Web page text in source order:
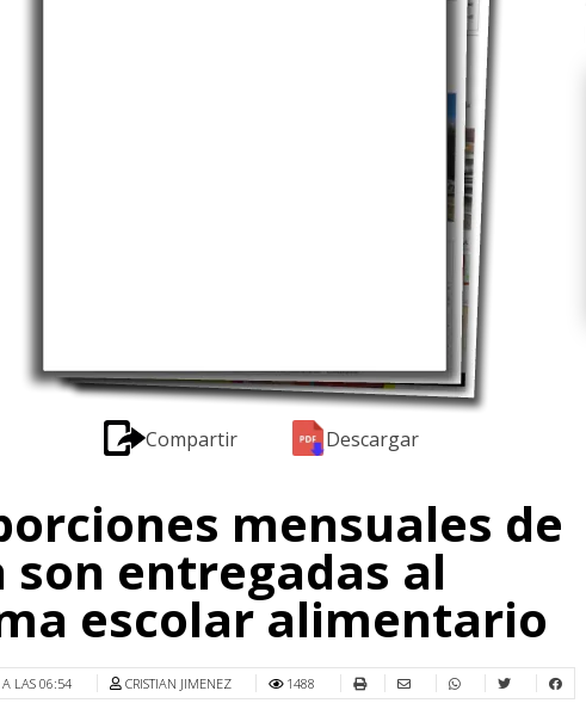
Compartir Descargar
mensuales de
son entregadas al
escolar alimentario
LAS 06:54 CRISTIAN JIMENEZ 1488